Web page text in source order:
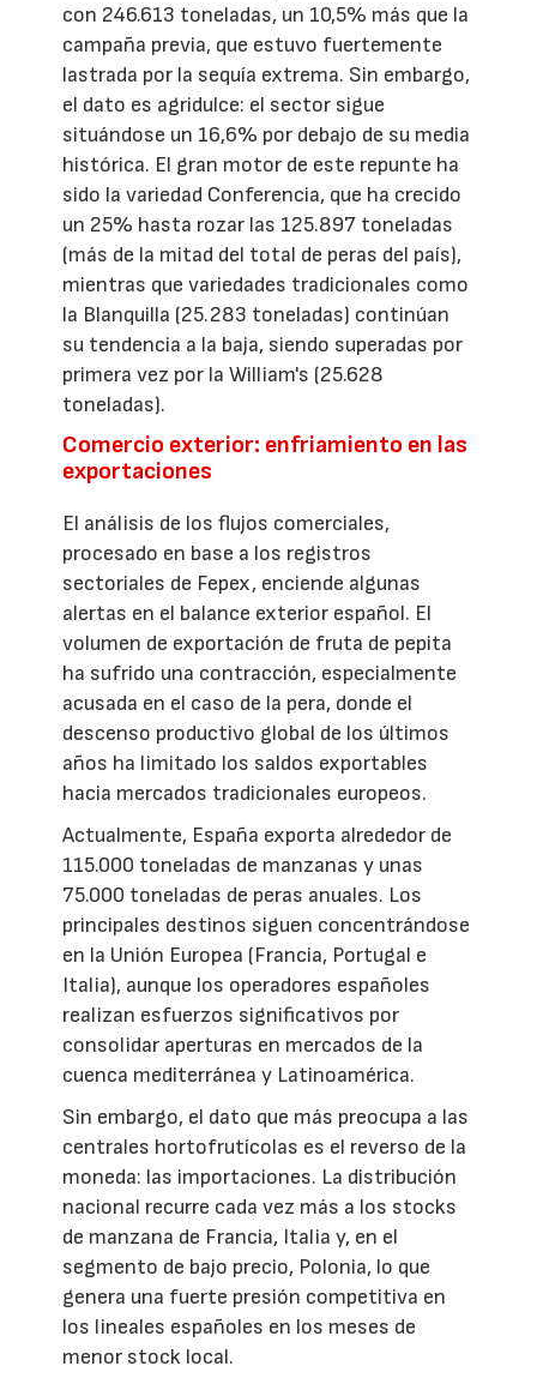
con 246.613 toneladas, un 10,5% más que la
campaña previa, que estuvo fuertemente
lastrada por la sequía extrema. Sin embargo,
el dato es agridulce: el sector sigue
situándose un 16,6% por debajo de su media
histórica. El gran motor de este repunte ha
sido la variedad Conferencia, que ha crecido
un 25% hasta rozar las 125.897 toneladas
(más de la mitad del total de peras del país),
mientras que variedades tradicionales como
la Blanquilla (25.283 toneladas) continúan
su tendencia a la baja, siendo superadas por
primera vez por la William's (25.628
toneladas).
Comercio exterior: enfriamiento en las
exportaciones
El análisis de los flujos comerciales,
procesado en base a los registros
sectoriales de Fepex, enciende algunas
alertas en el balance exterior español. El
volumen de exportación de fruta de pepita
ha sufrido una contracción, especialmente
acusada en el caso de la pera, donde el
descenso productivo global de los últimos
años ha limitado los saldos exportables
hacia mercados tradicionales europeos.
Actualmente, España exporta alrededor de
115.000 toneladas de manzanas y unas
75.000 toneladas de peras anuales. Los
principales destinos siguen concentrándose
en la Unión Europea (Francia, Portugal e
Italia), aunque los operadores españoles
realizan esfuerzos significativos por
consolidar aperturas en mercados de la
cuenca mediterránea y Latinoamérica.
Sin embargo, el dato que más preocupa a las
centrales hortofrutícolas es el reverso de la
moneda: las importaciones. La distribución
nacional recurre cada vez más a los stocks
de manzana de Francia, Italia y, en el
segmento de bajo precio, Polonia, lo que
genera una fuerte presión competitiva en
los lineales españoles en los meses de
menor stock local.